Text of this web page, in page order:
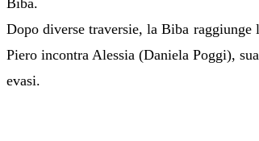
Dopo diverse traversie, la Biba raggiunge
Piero incontra Alessia (Daniela Poggi),
evasi.